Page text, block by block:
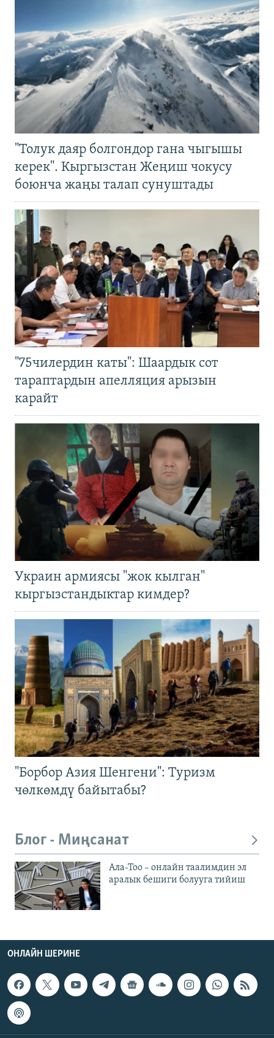
"Толук даяр болгондор гана чыгышы
керек". Кыргызстан Жеңиш чокусу
боюнча жаңы талап сунуштады
"75чилердин каты": Шаардык сот
тараптардын апелляция арызын
карайт
Украин армиясы "жок кылган"
кыргызстандыктар кимдер?
"Борбор Азия Шенгени": Туризм
чөлкөмдү байытабы?
Блог - Миңсанат
Ала-Тоо – онлайн таалимдин эл
аралык бешиги болууга тийиш
ОНЛАЙН ШЕРИНЕ